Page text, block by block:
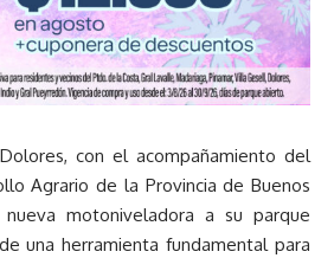
con el acompañamiento del
Agrario de la Provincia de Buenos
motoniveladora a su parque
una herramienta fundamental para